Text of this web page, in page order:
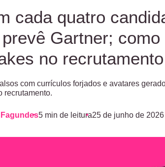
cada quatro
Gartner;
no recrutamento
com currículos forjados e avatares
recrutamento.
Fagundes5 min de leitura25 de junho de 2026